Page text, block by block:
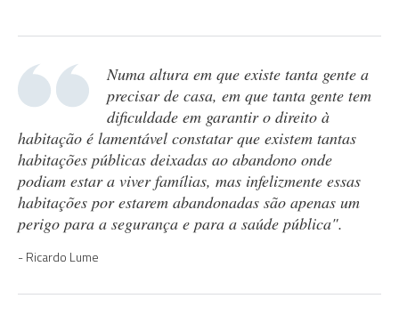
Numa altura em que existe tanta gente a
precisar de casa, em que tanta gente tem
dificuldade em garantir o direito à
habitação é lamentável constatar que existem tantas
habitações públicas deixadas ao abandono onde
podiam estar a viver famílias, mas infelizmente essas
habitações por estarem abandonadas são apenas um
perigo para a segurança e para a saúde pública".
Ricardo Lume